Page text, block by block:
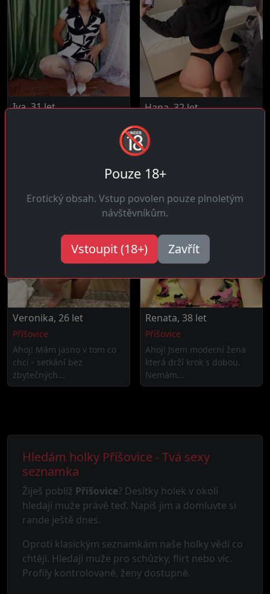
Iva, 31 let
partnerů, pokud jsem tu je
Hana, 32 let
Čau! Jsem zábavná a
bezstarostná žena která se
Veronika, 26 let
Příšovice
Ahoj! Mám jasno v tom co
chci - setkání bez
zbytečných...
Renata, 38 let
Příšovice
Ahoj! Jsem moderní žena
která drží krok s dobou.
Nemám...
Hledám holky Příšovice - Tvá sexy
seznamka
Žiješ poblíž Příšovice? Desítky holek v okolí
hledají muže právě teď. Napiš jim a domluvte si
rande ještě dnes.
Oproti klasickým seznamkám naše holky vědí co
chtějí. Hledají muže pro schůzky, flirt nebo víc.
Profily kontrolované, ženy dostupné.
🔞
Pouze 18+
Erotický obsah. Vstup povolen pouze plnoletým
návštěvníkům.
Vstoupit (18+) Zavřít